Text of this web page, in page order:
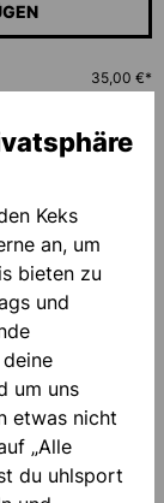
35,00 €*
Keks
an, um
bieten zu
und
um uns
etwas nicht
„Alle
du uhlsport